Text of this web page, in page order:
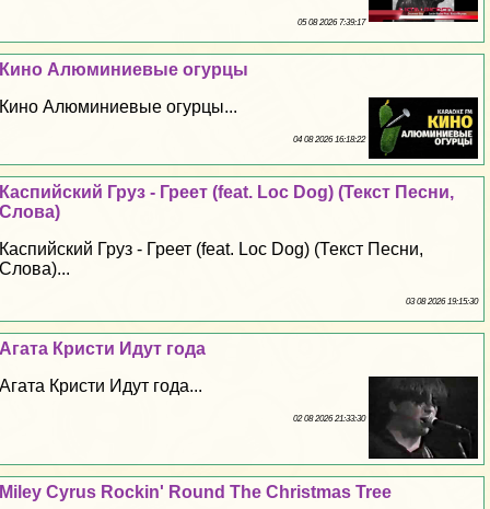
05 08 2026 7:39:17
Кино Алюминиевые огурцы
Кино Алюминиевые огурцы...
04 08 2026 16:18:22
Каспийский Груз - Греет (feat. Loc Dog) (Текст Песни,
Слова)
Каспийский Груз - Греет (feat. Loc Dog) (Текст Песни,
Слова)...
03 08 2026 19:15:30
Агата Кристи Идут года
Агата Кристи Идут года...
02 08 2026 21:33:30
Miley Cyrus Rockin' Round The Christmas Tree